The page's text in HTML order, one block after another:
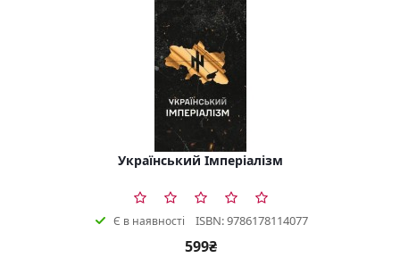
Український Імперіалізм
Є в наявності ISBN: 9786178114077
599₴